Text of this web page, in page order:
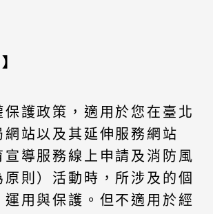
保護政策，適用於您在臺北
網站以及其延伸服務網站
宣導服務線上申請及消防風
則）活動時，所涉及的個
運用與保護。但不適用於經